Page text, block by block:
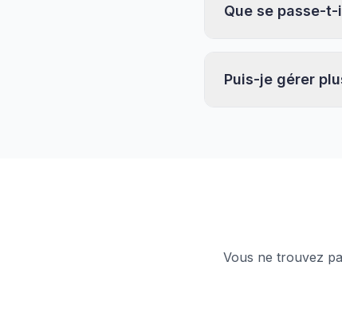
Que se passe-
Puis-je gérer
Vous ne trouvez